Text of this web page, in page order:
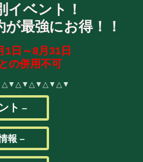
イベント！
最強にお得！！
1日～8月31日
の併用不可
ト –
報 –